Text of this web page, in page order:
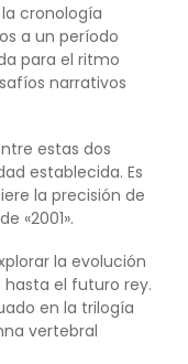
cronología
a un período
para el ritmo
narrativos
estas dos
establecida. Es
la precisión de
«2001».
la evolución
hasta el futuro rey.
en la trilogía
vertebral